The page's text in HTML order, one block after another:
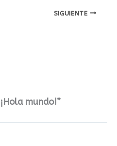
SIGUIENTE
mundo!”